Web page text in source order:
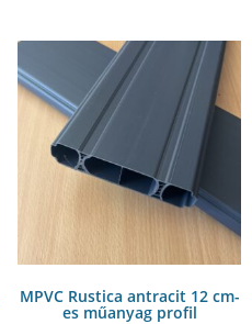
MPVC Rustica antracit 12 cm-
es műanyag profil